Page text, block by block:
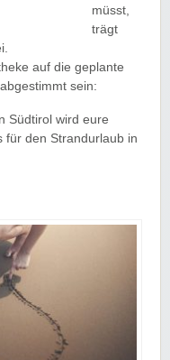
müsst,
trägt
auf die geplante
sein:
Südtirol wird eure
für den Strandurlaub in